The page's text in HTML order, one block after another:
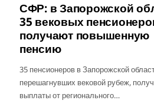
СФР: в Запорожской
35 вековых
получают повышенную
пенсию
35 пенсионеров в Запорожской
перешагнувших вековой рубеж,
выплаты от регионального…